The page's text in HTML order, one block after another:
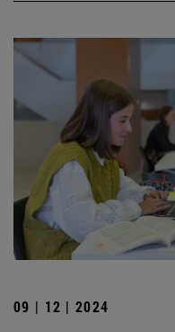
09 | 12 | 2024